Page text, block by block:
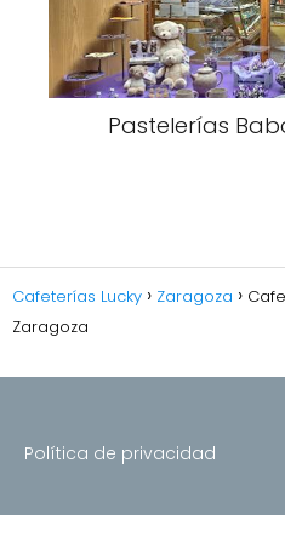
Pastelerías
Cafeterías Lucky Zaragoza
Zaragoza
Política de privacidad